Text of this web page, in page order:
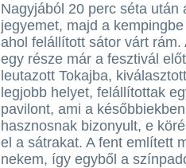
Nagyjából 20 perc séta után
jegyemet, majd a
ahol felállított sátor várt rám.
egy része már a fesztivál
leutazott Tokajba,
legjobb helyet, felállítottak
pavilont, ami a
hasznosnak bizonyult, e
el a sátrakat. A fent említett
nekem, így egyből a